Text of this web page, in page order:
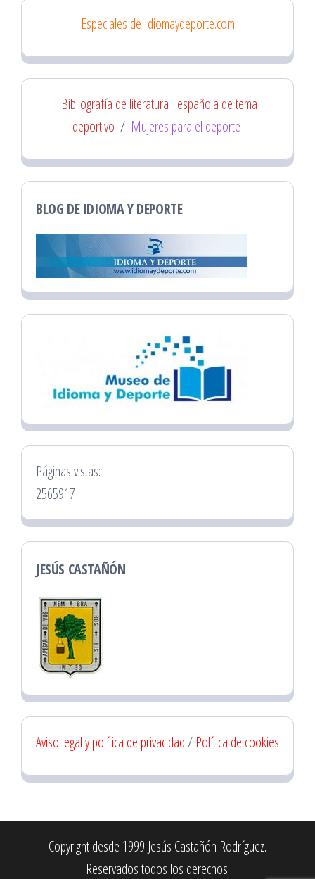
Especiales de Idiomaydeporte.com
Bibliografía de literatura española de tema
deportivo / Mujeres para el deporte
BLOG DE IDIOMA Y DEPORTE
Páginas vistas:
2565917
JESÚS CASTAÑÓN
Aviso legal y política de privacidad/ Política de cookies
Copyright desde 1999 Jesús Castañón Rodríguez.
Reservados todos los derechos.